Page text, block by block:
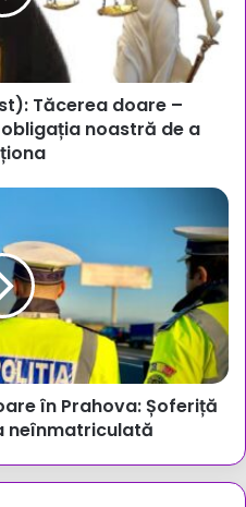
Tăcerea doare –
noastră de a
în Prahova: Șoferiță
neînmatriculată